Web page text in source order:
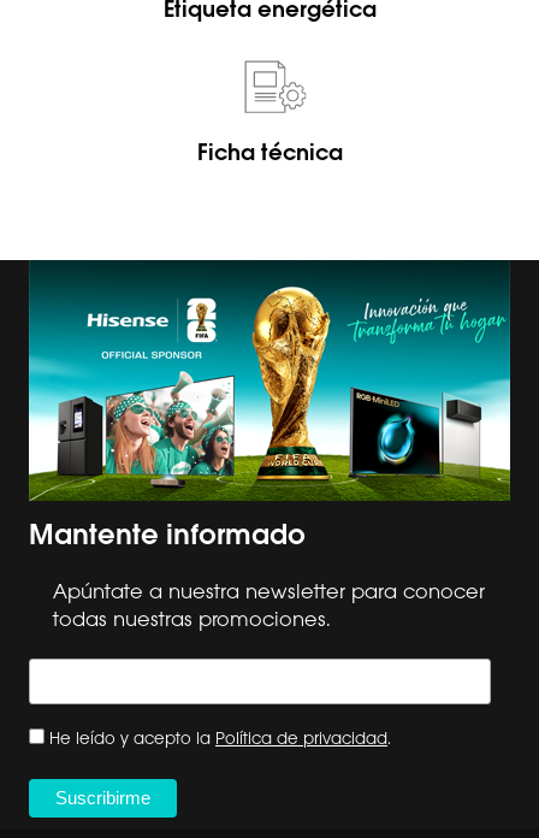
Etiqueta energética
Ficha técnica
Mantente informado
Apúntate a nuestra newsletter para conocer
todas nuestras promociones.
He leído y acepto la Política de privacidad.